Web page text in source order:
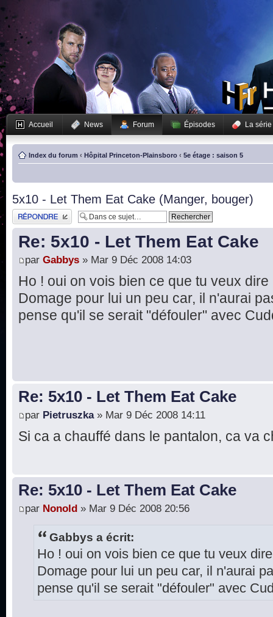
Accueil News Forum Épisodes La série
Index du forum ‹ Hôpital Princeton-Plainsboro ‹ 5e étage : saison 5
5x10 - Let Them Eat Cake (Manger, bouger)
Publier une réponse
Re: 5x10 - Let Them Eat Cake
par Gabbys » Mar 9 Déc 2008 14:03
Ho ! oui on vois bien ce que tu veux dire
Domage pour lui un peu car, il n'aurai
pense qu'il se serait "défouler" avec
Re: 5x10 - Let Them Eat Cake
par Pietruszka» Mar 9 Déc 2008 14:11
Si ca a chauffé dans le pantalon, ca va
Re: 5x10 - Let Them Eat Cake
par Nonold » Mar 9 Déc 2008 20:56
Gabbys a écrit:
Ho ! oui on vois bien ce que tu veux
Domage pour lui un peu car, il n'aurai
pense qu'il se serait "défouler" avec